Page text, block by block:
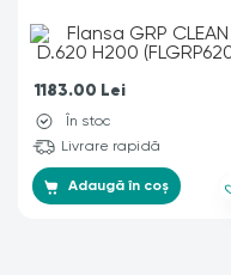
1183.00 Lei
În stoc
Livrare rapidă
Adaugă în coș